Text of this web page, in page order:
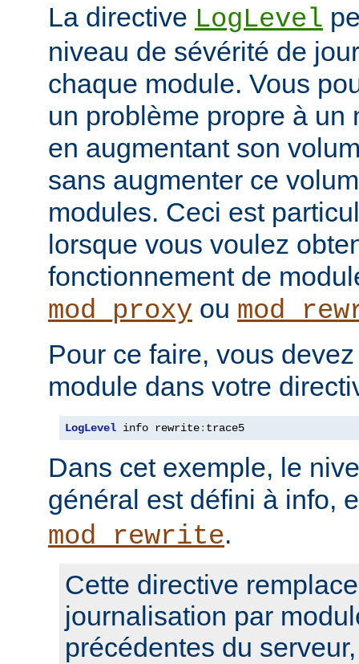
La directive LogLevel
niveau de sévérité de
chaque module. Vous
un problème propre à un
en augmentant son
sans augmenter ce
modules. Ceci est
lorsque vous voulez
fonctionnement de
mod_proxy ou
Pour ce faire, vous
module dans votre
LogLevel info rewrite: trace5
Dans cet exemple, le
général est défini à info,
mod_rewrite.
Cette directive
journalisation par
précédentes du